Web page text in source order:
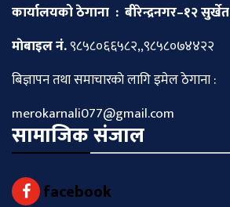
कार्यालयको ठेगाना : बीरेन्द्रनगर–१२ सुर्खेत
माेबाइल नं.९८५८०६६५८२,,९८५८०७४४२२
बिज्ञापन तथा समाचारकाे लागि इमेल ठेगाना :
merokarnali077@gmail.com
सामाजिक संजाल
facebook